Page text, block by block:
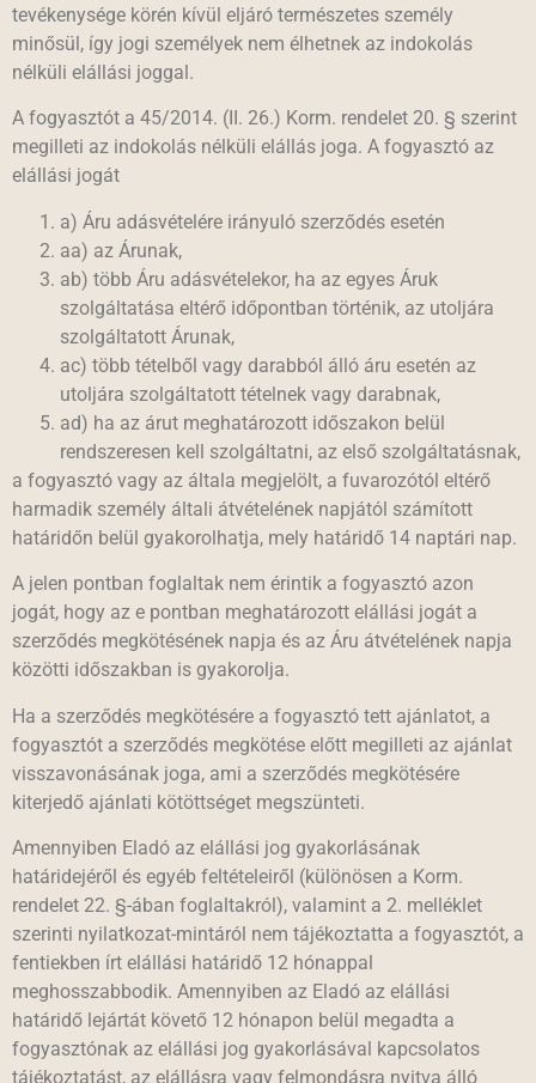
tevékenysége körén kívül eljáró természetes személy
minősül, így jogi személyek nem élhetnek az indokolás
nélküli elállási joggal.
A fogyasztót a 45/2014. (II. 26.) Korm. rendelet 20. § szerint
megilleti az indokolás nélküli elállás joga. A fogyasztó az
elállási jogát
a) Áru adásvételére irányuló szerződés esetén
aa) az Árunak,
ab) több Áru adásvételekor, ha az egyes Áruk
szolgáltatása eltérő időpontban történik, az utoljára
szolgáltatott Árunak,
ac) több tételből vagy darabból álló áru esetén az
utoljára szolgáltatott tételnek vagy darabnak,
ad) ha az árut meghatározott időszakon belül
rendszeresen kell szolgáltatni, az első szolgáltatásnak,
a fogyasztó vagy az általa megjelölt, a fuvarozótól eltérő
harmadik személy általi átvételének napjától számított
határidőn belül gyakorolhatja, mely határidő 14 naptári nap.
A jelen pontban foglaltak nem érintik a fogyasztó azon
jogát, hogy az e pontban meghatározott elállási jogát a
szerződés megkötésének napja és az Áru átvételének napja
közötti időszakban is gyakorolja.
Ha a szerződés megkötésére a fogyasztó tett ajánlatot, a
fogyasztót a szerződés megkötése előtt megilleti az ajánlat
visszavonásának joga, ami a szerződés megkötésére
kiterjedő ajánlati kötöttséget megszünteti.
Amennyiben Eladó az elállási jog gyakorlásának
határidejéről és egyéb feltételeiről (különösen a Korm.
rendelet 22. §-ában foglaltakról), valamint a 2. melléklet
szerinti nyilatkozat-mintáról nem tájékoztatta a fogyasztót, a
fentiekben írt elállási határidő 12 hónappal
meghosszabbodik. Amennyiben az Eladó az elállási
határidő lejártát követő 12 hónapon belül megadta a
fogyasztónak az elállási jog gyakorlásával kapcsolatos
tájékoztatást, az elállásra vagy felmondásra nyitva álló